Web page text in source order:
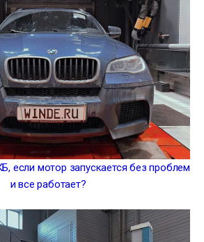
если мотор запускается без проблем
и все работает?